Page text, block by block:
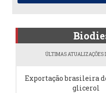
ÚLTIMAS ATUALIZAÇÕES
Exportação brasileira
glicerol